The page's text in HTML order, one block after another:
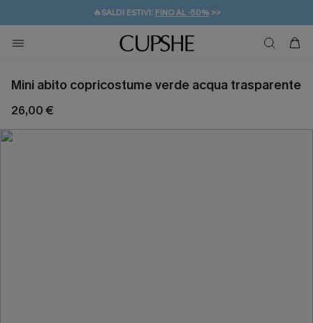
🔥SALDI ESTIVI: FINO AL -50%>>
🚚SPEDIZIONE GRATUITA DA 49€
💌REGALO PER I NUOVI: 20% DI SCONTO*
Mini abito copricostume verde acqua trasparente
26,00 €